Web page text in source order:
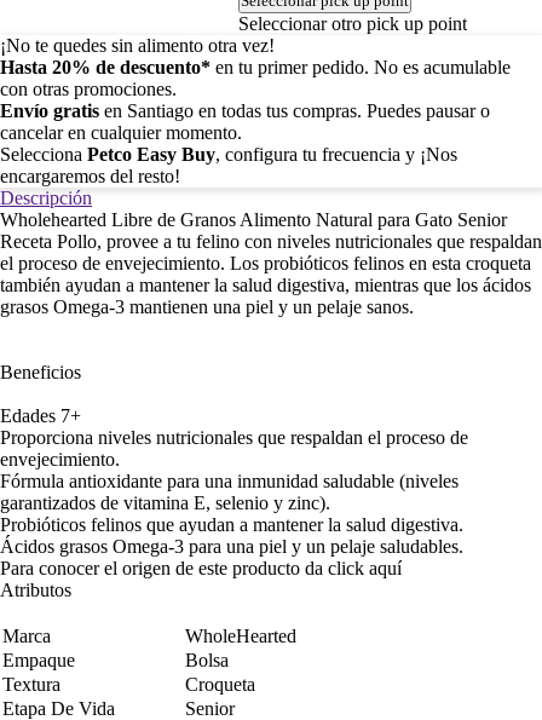
Seleccionar otro pick up point
¡No te quedes sin alimento otra vez!
Hasta 20% de descuento* en tu primer pedido. No es acumulable
con otras promociones.
Envío gratis en Santiago en todas tus compras. Puedes pausar o
cancelar en cualquier momento.
Selecciona Petco Easy Buy, configura tu frecuencia y ¡Nos
encargaremos del resto!
Descripción
Wholehearted Libre de Granos Alimento Natural para Gato Senior
Receta Pollo, provee a tu felino con niveles nutricionales que respaldan
el proceso de envejecimiento. Los probióticos felinos en esta croqueta
también ayudan a mantener la salud digestiva, mientras que los ácidos
grasos Omega-3 mantienen una piel y un pelaje sanos.
Beneficios
Edades 7+
Proporciona niveles nutricionales que respaldan el proceso de
envejecimiento.
Fórmula antioxidante para una inmunidad saludable (niveles
garantizados de vitamina E, selenio y zinc).
Probióticos felinos que ayudan a mantener la salud digestiva.
Ácidos grasos Omega-3 para una piel y un pelaje saludables.
Para conocer el origen de este producto da click aquí
Atributos
Marca
WholeHearted
Empaque
Bolsa
Textura
Croqueta
Etapa De Vida
Senior